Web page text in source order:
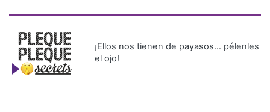
¡Ellos nos tienen de payasos… pélenles
el ojo!